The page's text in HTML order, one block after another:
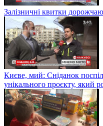
Залізничні квитки
Києве, мий: Сніданок
унікального проєкту, який